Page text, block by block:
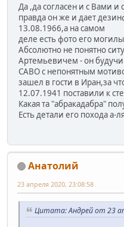
Да ,да согласен и с Вами
правда он же и дает
13.08.1966,а на самом
деле есть фото его
Абсолютно не понятно
Артемьевичем - он
САВО с непонятным
зашел в гости в Иран,за
12.07.1941 поставили к
Какая та "абракадабра"
Есть детали его похода а-
Анатолий
23 апреля 2020, 23:08:58
Цитата: Андрей от 23